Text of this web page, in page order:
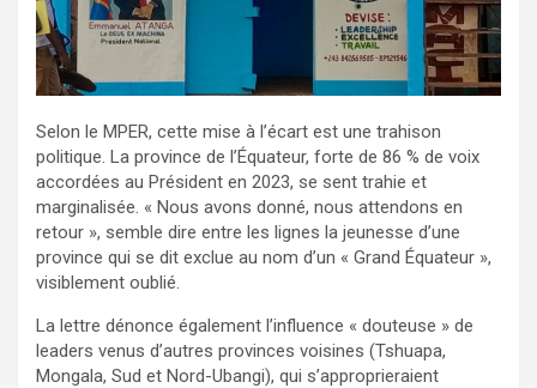
Selon le MPER, cette mise à l’écart est une trahison
politique. La province de l’Équateur, forte de 86 % de voix
accordées au Président en 2023, se sent trahie et
marginalisée. « Nous avons donné, nous attendons en
retour », semble dire entre les lignes la jeunesse d’une
province qui se dit exclue au nom d’un « Grand Équateur »,
visiblement oublié.
La lettre dénonce également l’influence « douteuse » de
leaders venus d’autres provinces voisines (Tshuapa,
Mongala, Sud et Nord-Ubangi), qui s’approprieraient